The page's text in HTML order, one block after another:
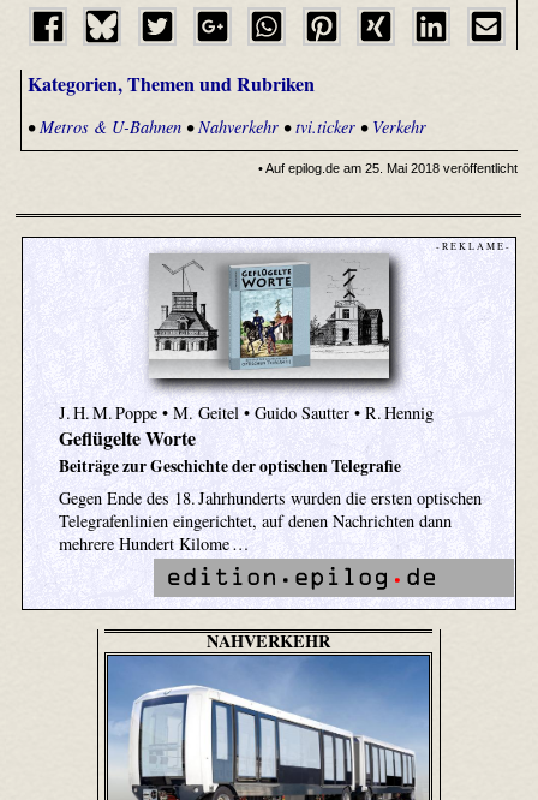
Kategorien, Themen und Rubriken
•Metros & U-Bahnen•Nahverkehr•tvi.ticker• Verkehr
• Auf epilog.de am 25. Mai 2018 veröffentlicht
- R E K L A M E -
J. H. M. Poppe • M. Geitel • Guido Sautter • R. Hennig
Geflügelte Worte
Beiträge zur Geschichte der optischen Telegrafie
Gegen Ende des 18. Jahrhunderts wurden die ersten optischen
Telegrafenlinien eingerichtet, auf denen Nachrichten dann
mehrere Hundert Kilome …
NAHVERKEHR